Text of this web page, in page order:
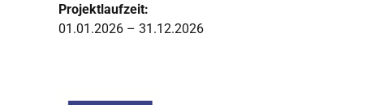
Projektlaufzeit:
01.01.2026 – 31.12.2026